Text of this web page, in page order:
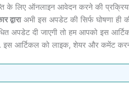
के लिए ऑनलाइन आवेदन करने की
द्वाराअभी इस अपडेट की सिर्फ घोषणा ही
अपडेट दी जाएगी तो हम आपको इस
इस आर्टिकल को लाइक, शेयर और कमेंट